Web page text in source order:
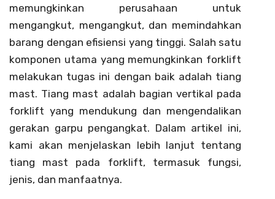
memungkinkan perusahaan untuk
mengangkut, mengangkut, dan memindahkan
barang dengan efisiensi yang tinggi. Salah satu
komponen utama yang memungkinkan forklift
melakukan tugas ini dengan baik adalah tiang
mast. Tiang mast adalah bagian vertikal pada
forklift yang mendukung dan mengendalikan
gerakan garpu pengangkat. Dalam artikel ini,
kami akan menjelaskan lebih lanjut tentang
tiang mast pada forklift, termasuk fungsi,
jenis, dan manfaatnya.